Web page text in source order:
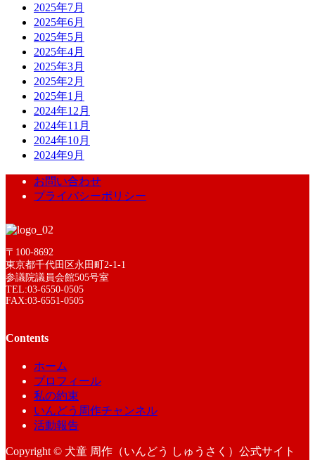
2025年7月
2025年6月
2025年5月
2025年4月
2025年3月
2025年2月
2025年1月
2024年12月
2024年11月
2024年10月
2024年9月
お問い合わせ
プライバシーポリシー
〒100-8692
東京都千代田区永田町2-1-1
参議院議員会館505号室
TEL:03-6550-0505
FAX:03-6551-0505
Contents
ホーム
プロフィール
私の約束
いんどう周作チャンネル
活動報告
Copyright © 犬童 周作（いんどう しゅうさく）公式サイト